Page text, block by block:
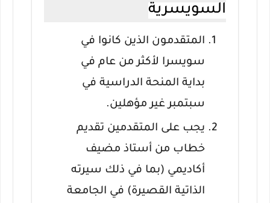
السويسرية
المتقدمون الذين كانوا في
سويسرا لأكثر من عام في
بداية المنحة الدراسية في
سبتمبر غير مؤهلين.
يجب على المتقدمين تقديم
خطاب من أستاذ مضيف
أكاديمي (بما في ذلك سيرته
الذاتية القصيرة) في الجامعة